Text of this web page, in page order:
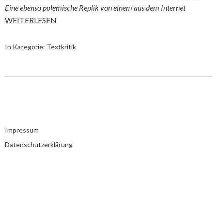
Eine ebenso polemische Replik von einem aus dem Internet
WEITERLESEN
In Kategorie: Textkritik
Impressum
Datenschutzerklärung